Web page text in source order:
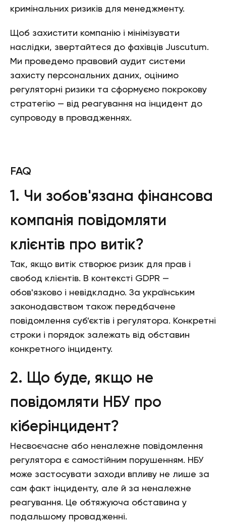
кримінальних ризиків для менеджменту.
Щоб захистити компанію і мінімізувати
наслідки, звертайтеся до фахівців Juscutum.
Ми проведемо правовий аудит системи
захисту персональних даних, оцінимо
регуляторні ризики та сформуємо покрокову
стратегію — від реагування на інцидент до
супроводу в провадженнях.
FAQ
1. Чи зобов'язана фінансова
компанія повідомляти
клієнтів про витік?
Так, якщо витік створює ризик для прав і
свобод клієнтів. В контексті GDPR —
обов'язково і невідкладно. За українським
законодавством також передбачене
повідомлення суб'єктів і регулятора. Конкретні
строки і порядок залежать від обставин
конкретного інциденту.
2. Що буде, якщо не
повідомляти НБУ про
кіберінцидент?
Несвоєчасне або неналежне повідомлення
регулятора є самостійним порушенням. НБУ
може застосувати заходи впливу не лише за
сам факт інциденту, але й за неналежне
реагування. Це обтяжуюча обставина у
подальшому провадженні.